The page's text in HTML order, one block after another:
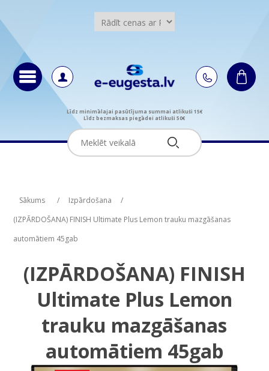
Līdz minimālajai pasūtījuma summai atlikuši 15€
Līdz bezmaksas piegādei atlikuši 50€
Sākums / Izpārdošana
/
(IZPĀRDOŠANA) FINISH Ultimate Plus Lemon trauku mazgāšanas
automātiem 45gab
(IZPĀRDOŠANA) FINISH
Ultimate Plus Lemon
trauku mazgāšanas
automātiem 45gab